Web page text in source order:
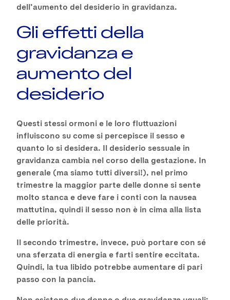
dell’aumento del desiderio in gravidanza.
Gli effetti della
gravidanza e
aumento del
desiderio
Questi stessi ormoni e le loro fluttuazioni
influiscono su come si percepisce il sesso e
quanto lo si desidera. Il desiderio sessuale in
gravidanza cambia nel corso della gestazione. In
generale (ma siamo tutti diversi!), nel primo
trimestre la maggior parte delle donne si sente
molto stanca e deve fare i conti con la nausea
mattutina, quindi il sesso non è in cima alla lista
delle priorità.
Il secondo trimestre, invece, può portare con sé
una sferzata di energia e farti sentire eccitata.
Quindi, la tua libido potrebbe aumentare di pari
passo con la pancia.